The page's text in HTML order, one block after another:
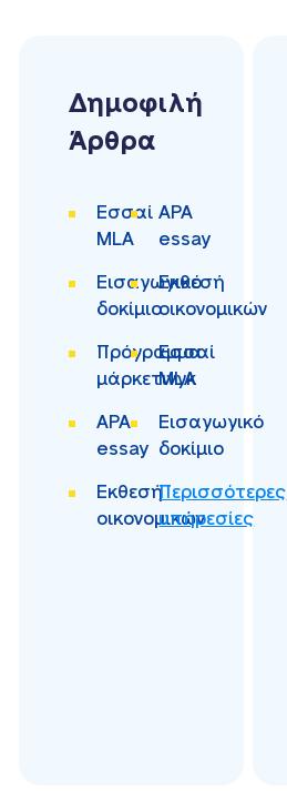
Δημοφιλή
Άρθρα
Εσσαί
MLA
APA
essay
Εισαγωγικό
δοκίμιο
Εκθεσή
οικονομικών
Πρόγραμμα
μάρκετινγκ
Εσσαί
MLA
APA
essay
Εισαγωγικό
δοκίμιο
Εκθεσή
οικονομικών
Περισσότερες
υπηρεσίες